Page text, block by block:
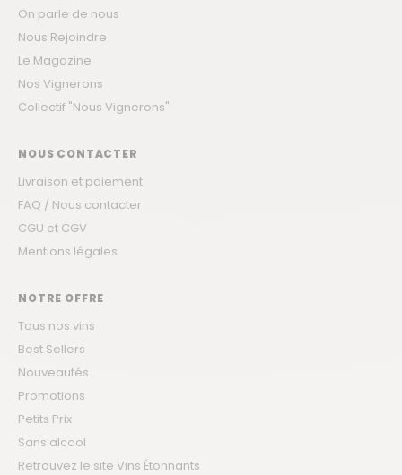
On parle de nous
Nous Rejoindre
Le Magazine
Nos Vignerons
Collectif "Nous Vignerons"
NOUS CONTACTER
Livraison et paiement
FAQ / Nous contacter
CGU et CGV
Mentions légales
NOTRE OFFRE
Tous nos vins
Best Sellers
Nouveautés
Promotions
Petits Prix
Sans alcool
Retrouvez le site Vins Étonnants